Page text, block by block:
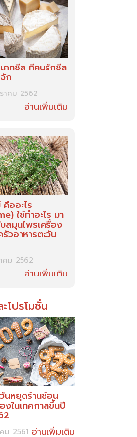
เภทชีส ที่คนรักชีส
ก
าคม 2562
อ่านเพิ่มเติม
คืออะไร
ใช้ทำอะไร มา
สมุนไพรเครื่อง
รัวอาหารตะวัน
คม 2562
อ่านเพิ่มเติม
โปรโมชั่น
นหยุดร้านช้อน
งในเทศกาลขึ้นปี
ม 2561 อ่านเพิ่มเติม